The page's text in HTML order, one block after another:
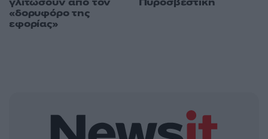
«δορυφόρο της
εφορίας»